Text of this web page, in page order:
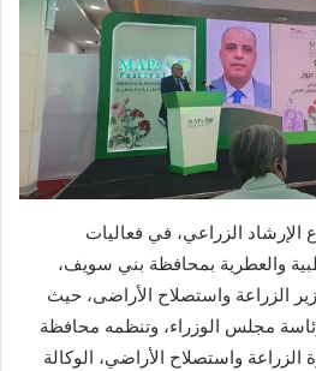
الزراعي، في فعاليات
والعطرية بمحافظة بني سويف،
الزراعة واستصلاح الأراضى، حيث
مجلس الوزراء، وتنظمه محافظة
واستصلاح الأراضي، الوكالة